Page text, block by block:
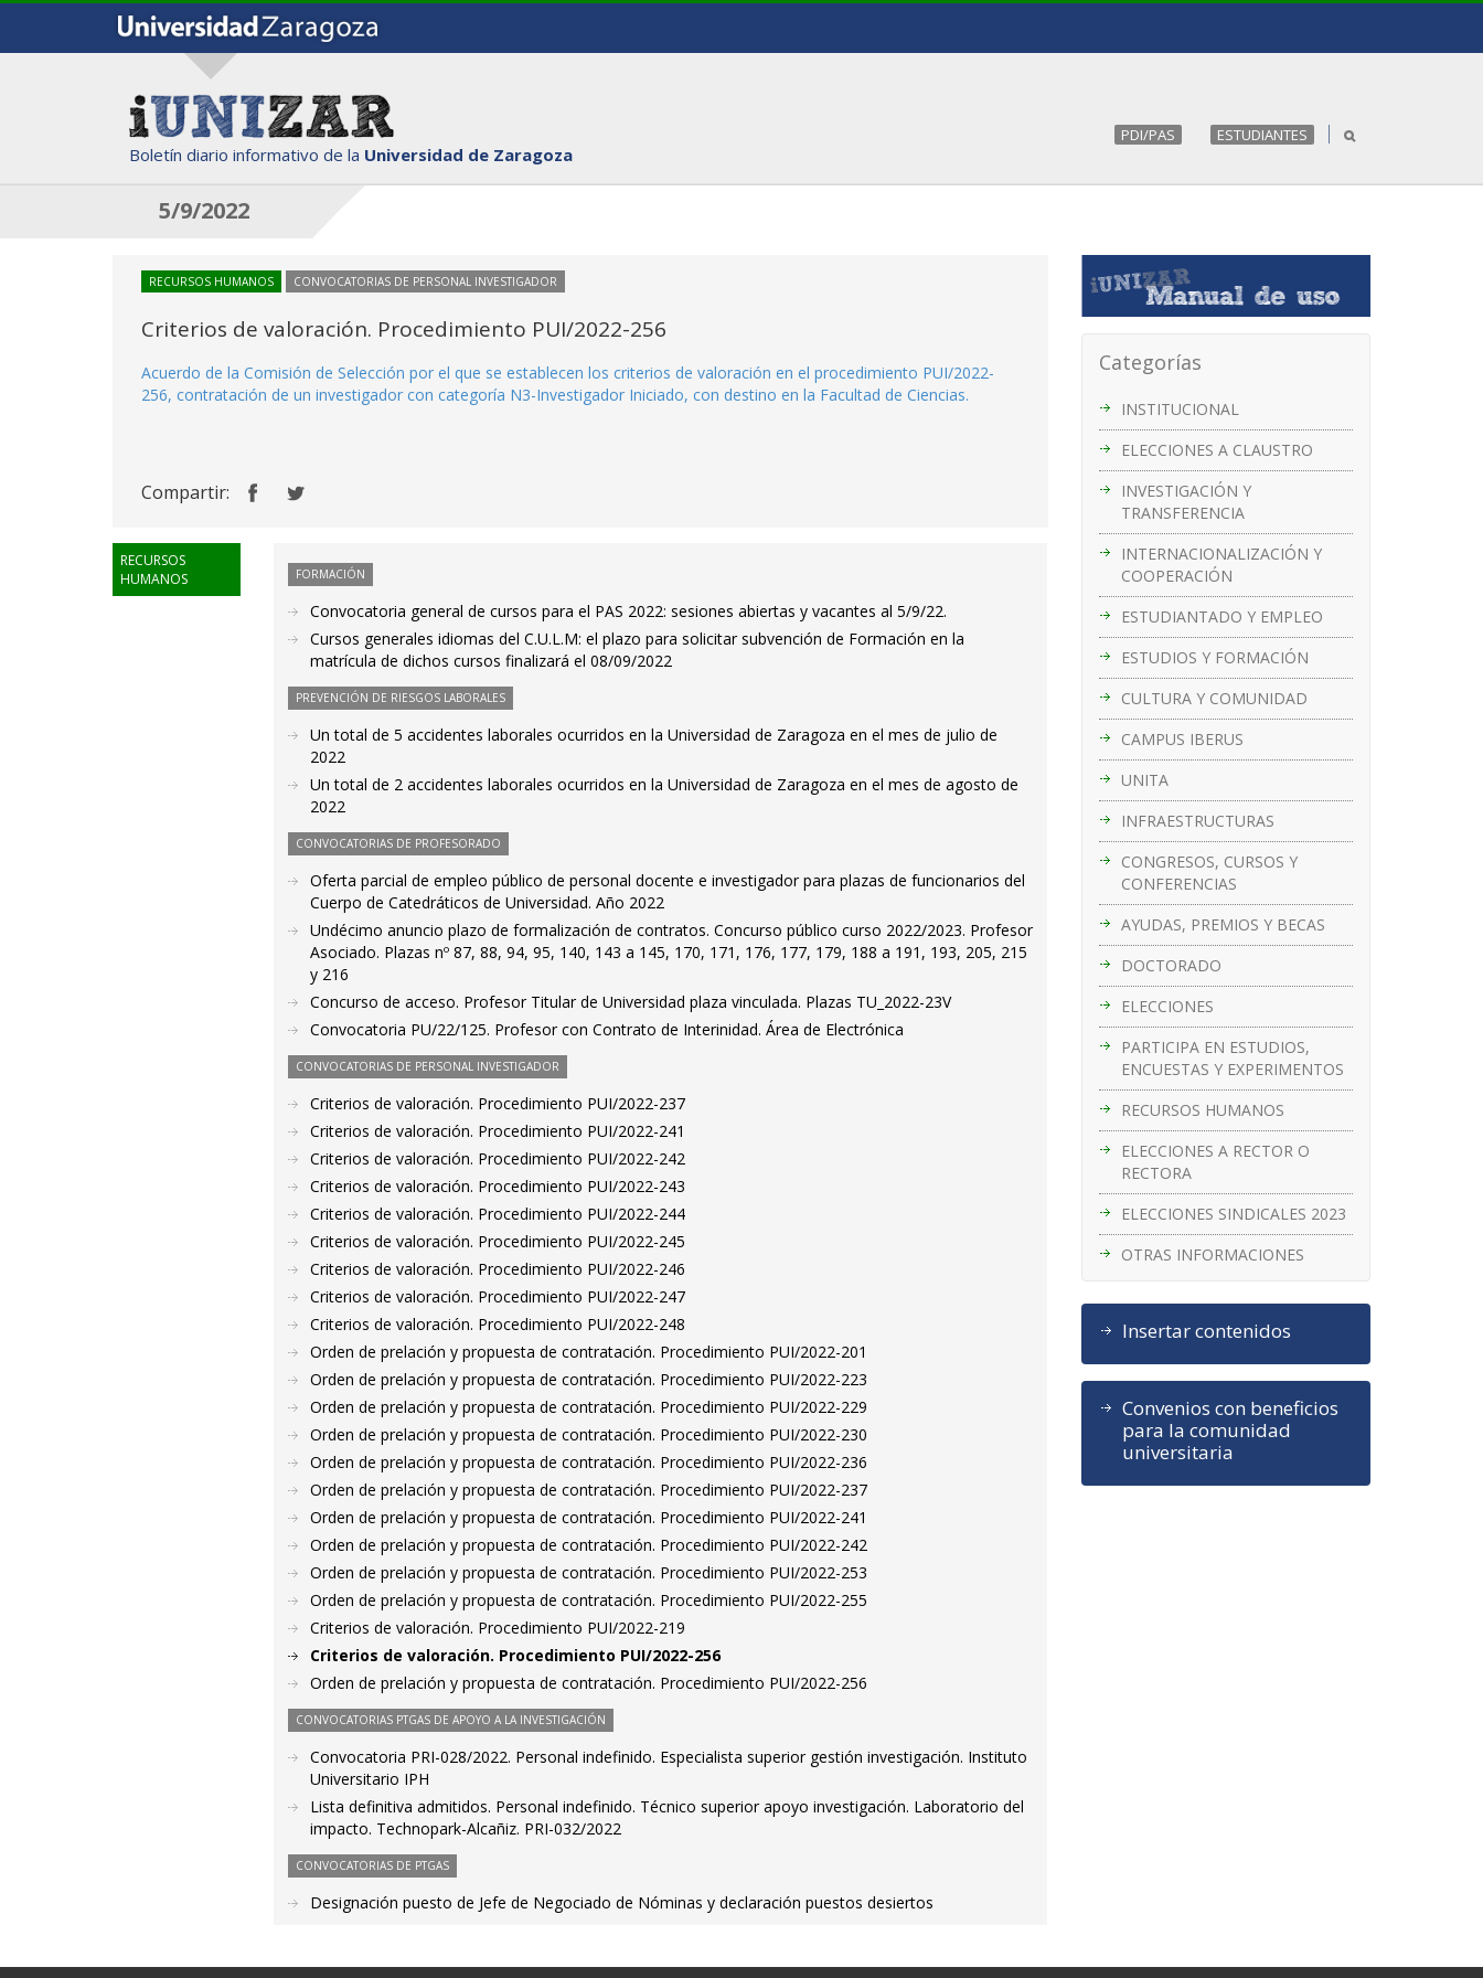
Boletín diario informativo de la Universidad de Zaragoza
PDI/PAS ESTUDIANTES
5/9/2022
Categorías
INSTITUCIONAL
ELECCIONES A CLAUSTRO
INVESTIGACIÓN Y
TRANSFERENCIA
INTERNACIONALIZACIÓN Y
COOPERACIÓN
ESTUDIANTADO Y EMPLEO
ESTUDIOS Y FORMACIÓN
CULTURA Y COMUNIDAD
CAMPUS IBERUS
UNITA
INFRAESTRUCTURAS
CONGRESOS, CURSOS Y
CONFERENCIAS
AYUDAS, PREMIOS Y BECAS
DOCTORADO
ELECCIONES
PARTICIPA EN ESTUDIOS,
ENCUESTAS Y EXPERIMENTOS
RECURSOS HUMANOS
ELECCIONES A RECTOR O
RECTORA
ELECCIONES SINDICALES 2023
OTRAS INFORMACIONES
Insertar contenidos
Convenios con beneficios
para la comunidad
universitaria
RECURSOS HUMANOS CONVOCATORIAS DE PERSONAL INVESTIGADOR
Criterios de valoración. Procedimiento PUI/2022-256
Acuerdo de la Comisión de Selección por el que se establecen los criterios de valoración en el procedimiento PUI/2022-
256, contratación de un investigador con categoría N3-Investigador Iniciado, con destino en la Facultad de Ciencias.
Compartir:
RECURSOS
HUMANOS
FORMACIÓN
Convocatoria general de cursos para el PAS 2022: sesiones abiertas y vacantes al 5/9/22.
Cursos generales idiomas del C.U.L.M: el plazo para solicitar subvención de Formación en la
matrícula de dichos cursos finalizará el 08/09/2022
PREVENCIÓN DE RIESGOS LABORALES
Un total de 5 accidentes laborales ocurridos en la Universidad de Zaragoza en el mes de julio de
2022
Un total de 2 accidentes laborales ocurridos en la Universidad de Zaragoza en el mes de agosto de
2022
CONVOCATORIAS DE PROFESORADO
Oferta parcial de empleo público de personal docente e investigador para plazas de funcionarios del
Cuerpo de Catedráticos de Universidad. Año 2022
Undécimo anuncio plazo de formalización de contratos. Concurso público curso 2022/2023. Profesor
Asociado. Plazas nº 87, 88, 94, 95, 140, 143 a 145, 170, 171, 176, 177, 179, 188 a 191, 193, 205, 215
y 216
Concurso de acceso. Profesor Titular de Universidad plaza vinculada. Plazas TU_2022-23V
Convocatoria PU/22/125. Profesor con Contrato de Interinidad. Área de Electrónica
CONVOCATORIAS DE PERSONAL INVESTIGADOR
Criterios de valoración. Procedimiento PUI/2022-237
Criterios de valoración. Procedimiento PUI/2022-241
Criterios de valoración. Procedimiento PUI/2022-242
Criterios de valoración. Procedimiento PUI/2022-243
Criterios de valoración. Procedimiento PUI/2022-244
Criterios de valoración. Procedimiento PUI/2022-245
Criterios de valoración. Procedimiento PUI/2022-246
Criterios de valoración. Procedimiento PUI/2022-247
Criterios de valoración. Procedimiento PUI/2022-248
Orden de prelación y propuesta de contratación. Procedimiento PUI/2022-201
Orden de prelación y propuesta de contratación. Procedimiento PUI/2022-223
Orden de prelación y propuesta de contratación. Procedimiento PUI/2022-229
Orden de prelación y propuesta de contratación. Procedimiento PUI/2022-230
Orden de prelación y propuesta de contratación. Procedimiento PUI/2022-236
Orden de prelación y propuesta de contratación. Procedimiento PUI/2022-237
Orden de prelación y propuesta de contratación. Procedimiento PUI/2022-241
Orden de prelación y propuesta de contratación. Procedimiento PUI/2022-242
Orden de prelación y propuesta de contratación. Procedimiento PUI/2022-253
Orden de prelación y propuesta de contratación. Procedimiento PUI/2022-255
Criterios de valoración. Procedimiento PUI/2022-219
Criterios de valoración. Procedimiento PUI/2022-256
Orden de prelación y propuesta de contratación. Procedimiento PUI/2022-256
CONVOCATORIAS PTGAS DE APOYO A LA INVESTIGACIÓN
Convocatoria PRI-028/2022. Personal indefinido. Especialista superior gestión investigación. Instituto
Universitario IPH
Lista definitiva admitidos. Personal indefinido. Técnico superior apoyo investigación. Laboratorio del
impacto. Technopark-Alcañiz. PRI-032/2022
CONVOCATORIAS DE PTGAS
Designación puesto de Jefe de Negociado de Nóminas y declaración puestos desiertos